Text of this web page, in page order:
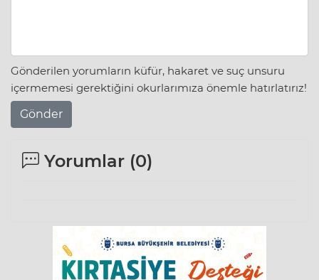
Gönderilen yorumların küfür, hakaret ve suç unsuru
içermemesi gerektiğini okurlarımıza önemle hatırlatırız!
Gönder
Yorumlar (0)